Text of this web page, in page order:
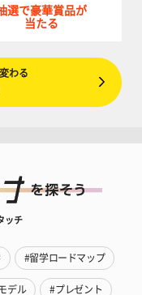
選で豪華賞品が
当たる
わる
ッチ
#留学ロードマップ
デル #プレゼント